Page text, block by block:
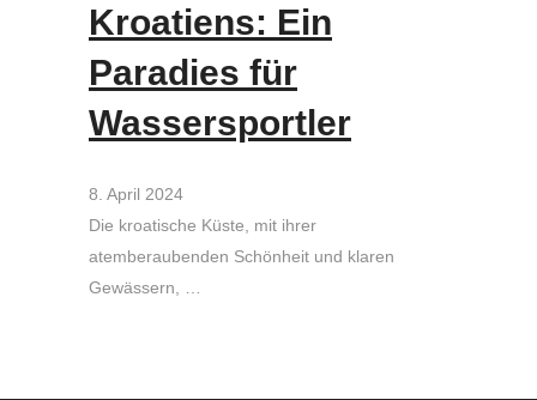
Kroatiens: Ein
Paradies für
Wassersportler
8. April 2024
Die kroatische Küste, mit ihrer
atemberaubenden Schönheit und klaren
Gewässern, …